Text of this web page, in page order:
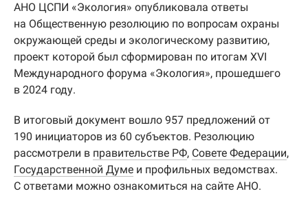
АНО ЦСПИ «Экология» опубликовала ответы
на Общественную резолюцию по вопросам охраны
окружающей среды и экологическому развитию,
проект которой был сформирован по итогам XVI
Международного форума «Экология», прошедшего
в 2024 году.
В итоговый документ вошло 957 предложений от
190 инициаторов из 60 субъектов. Резолюцию
рассмотрели в правительстве РФ, Совете Федерации,
Государственной Думе и профильных ведомствах.
С ответами можно ознакомиться на сайте АНО.